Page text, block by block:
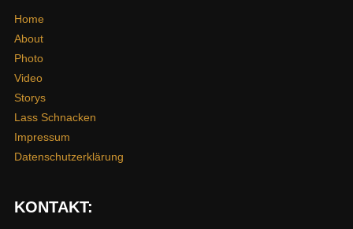
Home
About
Photo
Video
Storys
Lass Schnacken
Impressum
Datenschutzerklärung
KONTAKT: